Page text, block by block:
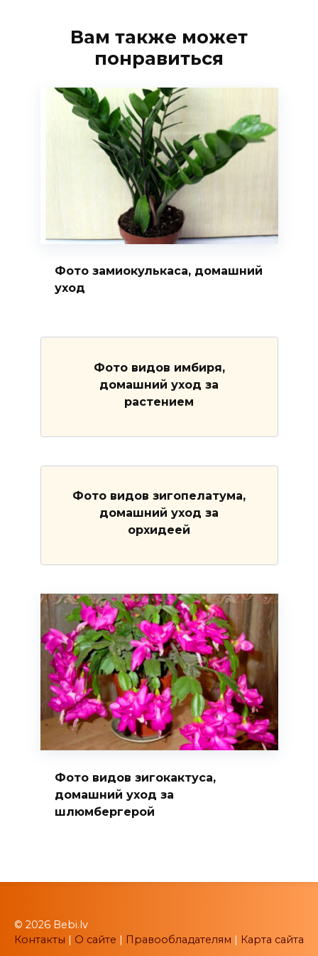
Вам также может
понравиться
Фото замиокулькаса, домашний
уход
Фото видов имбиря,
домашний уход за
растением
Фото видов зигопелатума,
домашний уход за
орхидеей
Фото видов зигокактуса,
домашний уход за
шлюмбергерой
© 2026 Bebi.lv
Контакты | О сайте | Правообладателям | Карта сайта